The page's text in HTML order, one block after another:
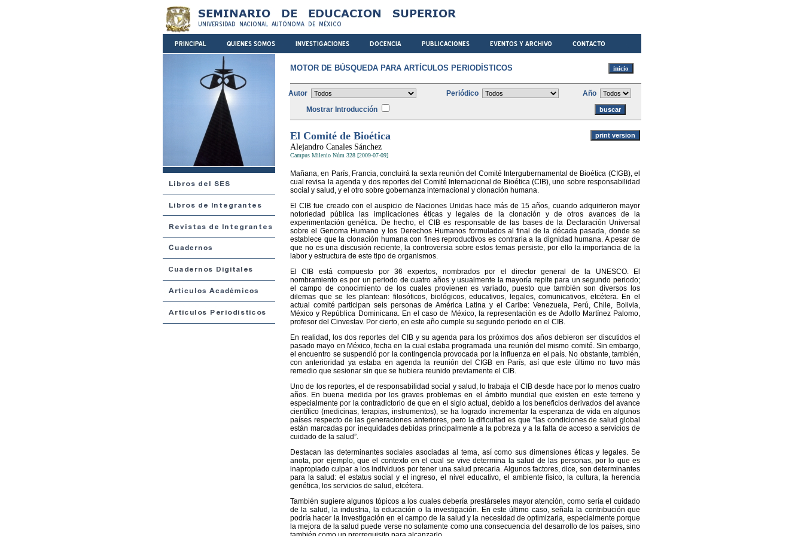
MOTOR DE BÚSQUEDA PARA ARTÍCULOS PERIODÍSTICOS
Autor Periódico
Año
Mostrar Introducción
El Comité de Bioética
Alejandro Canales Sánchez
Campus Milenio Núm 328 [2009-07-09]
Mañana, en París, Francia, concluirá la sexta reunión del Comité Intergubernamental de Bioética (CIGB), el
cual revisa la agenda y dos reportes del Comité Internacional de Bioética (CIB), uno sobre responsabilidad
social y salud, y el otro sobre gobernanza internacional y clonación humana.
El CIB fue creado con el auspicio de Naciones Unidas hace más de 15 años, cuando adquirieron mayor
notoriedad pública las implicaciones éticas y legales de la clonación y de otros avances de la
experimentación genética. De hecho, el CIB es responsable de las bases de la Declaración Universal
sobre el Genoma Humano y los Derechos Humanos formulados al final de la década pasada, donde se
establece que la clonación humana con fines reproductivos es contraria a la dignidad humana. A pesar de
que no es una discusión reciente, la controversia sobre estos temas persiste, por ello la importancia de la
labor y estructura de este tipo de organismos.
El CIB está compuesto por 36 expertos, nombrados por el director general de la UNESCO. El
nombramiento es por un periodo de cuatro años y usualmente la mayoría repite para un segundo periodo;
el campo de conocimiento de los cuales provienen es variado, puesto que también son diversos los
dilemas que se les plantean: filosóficos, biológicos, educativos, legales, comunicativos, etcétera. En el
actual comité participan seis personas de América Latina y el Caribe: Venezuela, Perú, Chile, Bolivia,
México y República Dominicana. En el caso de México, la representación es de Adolfo Martínez Palomo,
profesor del Cinvestav. Por cierto, en este año cumple su segundo periodo en el CIB.
En realidad, los dos reportes del CIB y su agenda para los próximos dos años debieron ser discutidos el
pasado mayo en México, fecha en la cual estaba programada una reunión del mismo comité. Sin embargo,
el encuentro se suspendió por la contingencia provocada por la influenza en el país. No obstante, también,
con anterioridad ya estaba en agenda la reunión del CIGB en París, así que este último no tuvo más
remedio que sesionar sin que se hubiera reunido previamente el CIB.
Uno de los reportes, el de responsabilidad social y salud, lo trabaja el CIB desde hace por lo menos cuatro
años. En buena medida por los graves problemas en el ámbito mundial que existen en este terreno y
especialmente por la contradictorio de que en el siglo actual, debido a los beneficios derivados del avance
científico (medicinas, terapias, instrumentos), se ha logrado incrementar la esperanza de vida en algunos
países respecto de las generaciones anteriores, pero la dificultad es que “las condiciones de salud global
están marcadas por inequidades debidas principalmente a la pobreza y a la falta de acceso a servicios de
cuidado de la salud”.
Destacan las determinantes sociales asociadas al tema, así como sus dimensiones éticas y legales. Se
anota, por ejemplo, que el contexto en el cual se vive determina la salud de las personas, por lo que es
inapropiado culpar a los individuos por tener una salud precaria. Algunos factores, dice, son determinantes
para la salud: el estatus social y el ingreso, el nivel educativo, el ambiente físico, la cultura, la herencia
genética, los servicios de salud, etcétera.
También sugiere algunos tópicos a los cuales debería prestárseles mayor atención, como sería el cuidado
de la salud, la industria, la educación o la investigación. En este último caso, señala la contribución que
podría hacer la investigación en el campo de la salud y la necesidad de optimizarla, especialmente porque
la mejora de la salud puede verse no solamente como una consecuencia del desarrollo de los países, sino